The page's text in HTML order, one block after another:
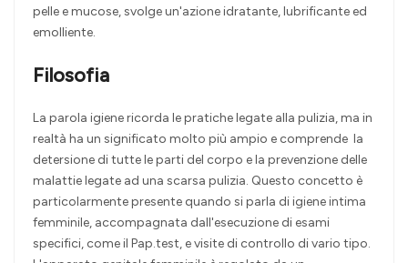
pelle e mucose, svolge un'azione idratante, lubrificante ed
emolliente.
Filosofia
La parola igiene ricorda le pratiche legate alla pulizia, ma in
realtà ha un significato molto più ampio e comprende la
detersione di tutte le parti del corpo e la prevenzione delle
malattie legate ad una scarsa pulizia. Questo concetto è
particolarmente presente quando si parla di igiene intima
femminile, accompagnata dall'esecuzione di esami
specifici, come il Pap.test, e visite di controllo di vario tipo.